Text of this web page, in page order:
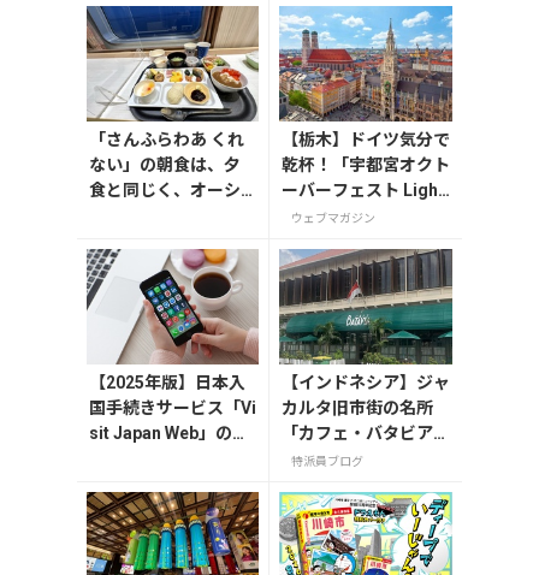
「さんふらわあ くれ
ない」の朝食は、夕
食と同じく、オーシ
瀬戸内航路に因んだ
食材や郷土料理のビ
ュッフェが楽しめま
す。そして別府港への
航海も、もう直ぐ終
わります。
【栃木】ドイツ気分で
乾杯！「宇都宮オクト
ーバーフェスト Light
2026」が8月7日から
ウェブマガジン
【2025年版】日本入
国手続きサービス「Vi
sit Japan Web」の登
【インドネシア】ジャ
カルタ旧市街の名所
「カフェ・バタビア」
で味わう特別な時間
特派員ブログ